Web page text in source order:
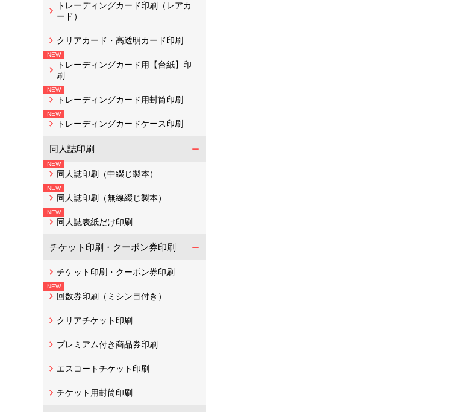
トレーディングカード印刷（レアカ
ード）
クリアカード・高透明カード印刷
トレーディングカード用【台紙】印
刷
トレーディングカード用封筒印刷
トレーディングカードケース印刷
同人誌印刷
同人誌印刷（中綴じ製本）
同人誌印刷（無線綴じ製本）
同人誌表紙だけ印刷
チケット印刷・クーポン券印刷
チケット印刷・クーポン券印刷
回数券印刷（ミシン目付き）
クリアチケット印刷
プレミアム付き商品券印刷
エスコートチケット印刷
チケット用封筒印刷